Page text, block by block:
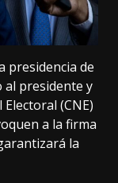
presidencia de
al presidente y
(CNE)
a la firma
la